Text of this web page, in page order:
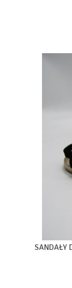
SANDAŁY